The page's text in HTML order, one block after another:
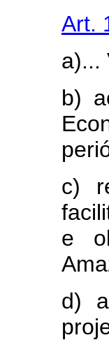
Art.
a)...
b)
c)
e
d)